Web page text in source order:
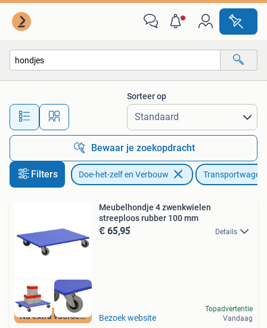
Alle afstanden…
Sorteer op
Bewaar je zoekopdracht
Filters Doe-het-zelf en Verbouw
Nu extra voordeel
Meubelhondje 4 zwenkwielen
streeploos rubber 100 mm
€ 65,95 Details
Bezoek website
Topadvertentie
Vandaag